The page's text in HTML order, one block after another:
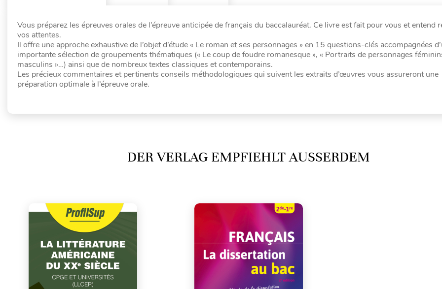
Vous préparez les épreuves orales de l’épreuve anticipée de français du baccalauréat. Ce livre est fait pour vous et entend
vos attentes.
Il offre une approche exhaustive de l’objet d’étude « Le roman et ses personnages » en 15 questions-clés accompagnées
importante sélection de groupements thématiques (« Le coup de foudre romanesque », « Portraits de personnages
masculins »…) ainsi que de nombreux textes classiques et contemporains.
Les précieux commentaires et pertinents conseils méthodologiques qui suivent les extraits d’œuvres vous assureront une
préparation optimale à l’épreuve orale.
DER VERLAG EMPFIEHLT AUSSERDEM